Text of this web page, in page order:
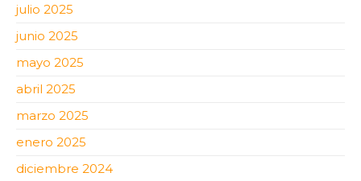
julio 2025
junio 2025
mayo 2025
abril 2025
marzo 2025
enero 2025
diciembre 2024